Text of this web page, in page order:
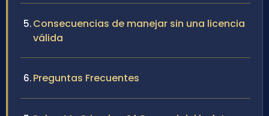
Consecuencias de manejar sin una licencia
válida
Preguntas Frecuentes